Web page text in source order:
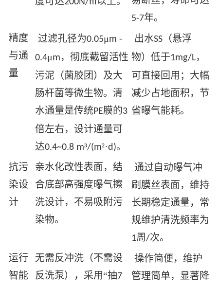
5-7年。
精度
与通
量
过滤孔径为0.05μm -
0.4μm ，彻底截留活性
污泥（菌胶团）及大
肠杆菌等微生物。清
水通量是传统 PE膜的3
倍左右，设计通量可
达0.4~0.8 m³/(m²·d)。
出水SS （悬浮
物）低于1mg/L，
可直接回用；大幅
减少占地面积，节
省曝气能耗。
抗污
染设
计
亲水化改性表面，结
合底部高强度曝气擦
洗设计，不易吸附污
染物。
通过自动曝气冲
刷膜丝表面，维持
长期稳定通量，常
规维护清洗频率为
1周 /次。
运行
智能
无需反冲洗（不需设
反洗泵），采用“抽7
操作简便，维护
管理简单，显著降